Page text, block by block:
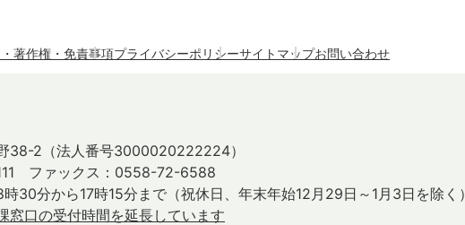
著作権・免責事項プライバシーポリシーサイトマップお問い合わせ
38-2 （法人番号3000020222224）
ファックス：0558-72-6588
30分から17時15分まで （祝休日、年末年始12月29日～1月3日を除く）
窓口の受付時間を延長しています